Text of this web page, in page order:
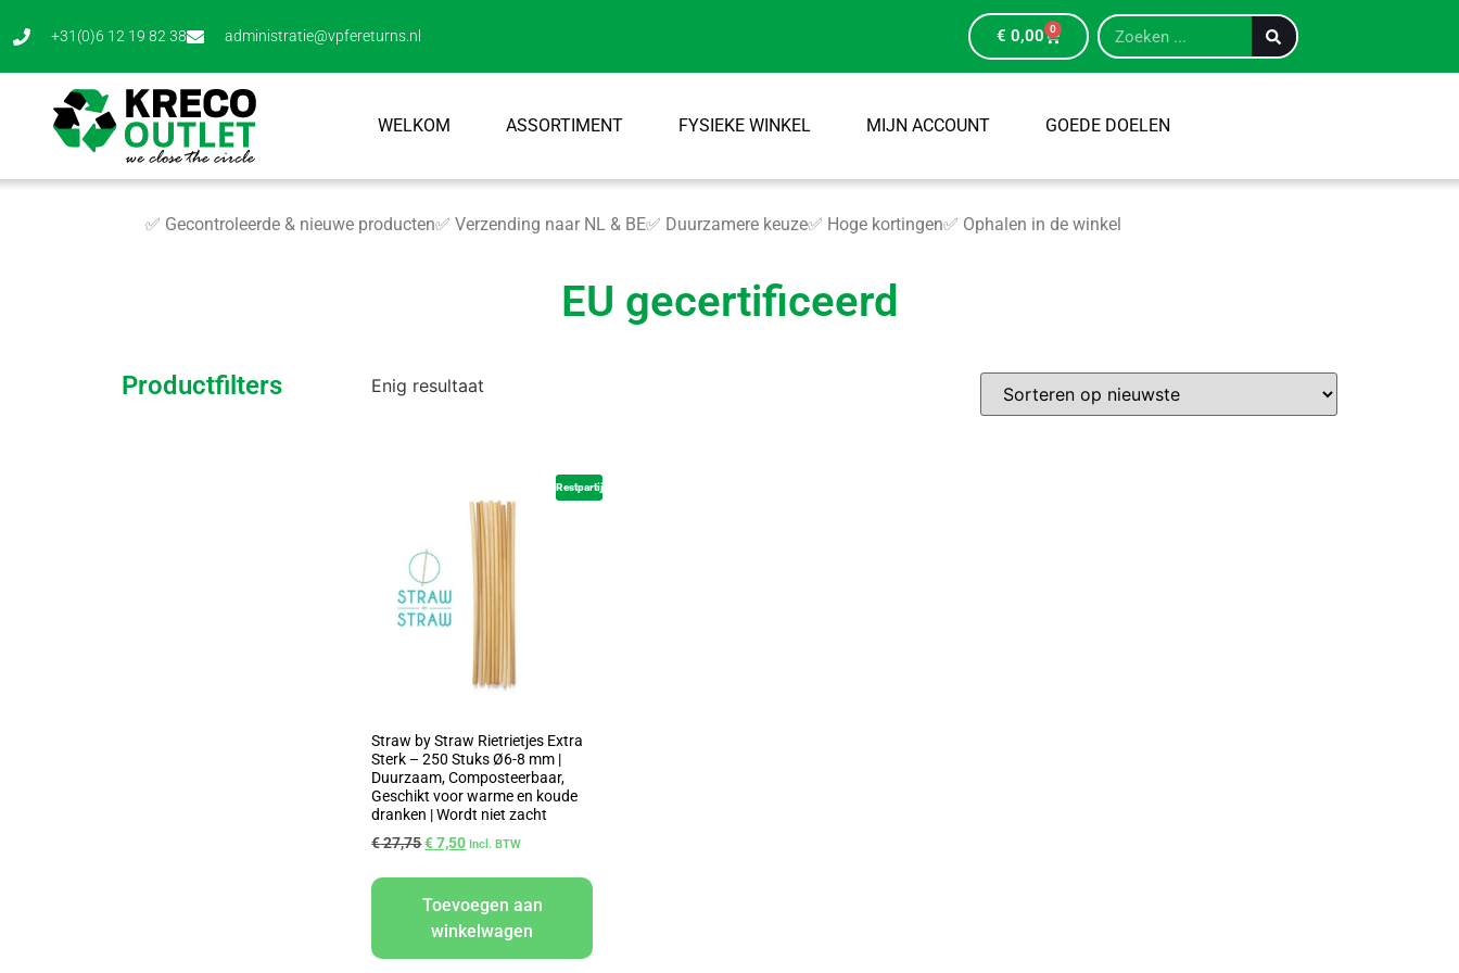
+31(0)6 12 19 82 38 administratie@vpfereturns.nl € 0,00 0
WELKOM ASSORTIMENT FYSIEKE WINKEL MIJN ACCOUNT GOEDE DOELEN
✅ Gecontroleerde & nieuwe producten✅ Verzending naar NL & BE✅ Duurzamere keuze✅ Hoge kortingen✅ Ophalen in de winkel
EU gecertificeerd
Productfilters Enig resultaat
Restpartij
Straw by Straw Rietrietjes Extra
Sterk – 250 Stuks Ø6-8 mm |
Duurzaam, Composteerbaar,
Geschikt voor warme en koude
dranken | Wordt niet zacht
€27,75€7,50 Incl. BTW
Toevoegen aan
winkelwagen